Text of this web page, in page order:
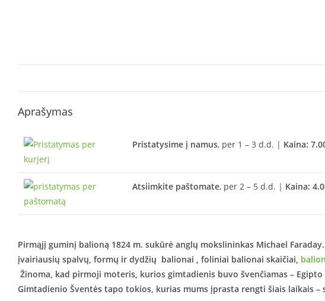
Aprašymas
Pristatysime į namus, per 1 – 3 d.d. | Kaina:
Atsiimkite paštomate, per 2 – 5 d.d. | Kaina:
Pirmąjį guminį balioną 1824 m. sukūrė anglų mokslininkas Michael
įvairiausių spalvų, formų ir dydžių balionai , foliniai balionai skaičiai,
Žinoma, kad pirmoji moteris, kurios gimtadienis buvo švenčiamas –
Gimtadienio Šventės tapo tokios, kurias mums įprasta rengti šiais laikais